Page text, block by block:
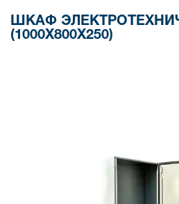
ШКАФ
(1000Х800Х250)